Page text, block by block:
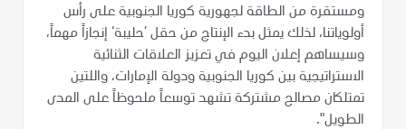
ومستقرة من الطاقة لجهورية كوريا الجنوبية على رأس
أولوياتنا، لذلك يمثل بدء الإنتاج من حقل ’حليبة‘ إنجازاً مهماً،
وسيساهم إعلان اليوم في تعزيز العلاقات الثنائية
الاستراتيجية بين كوريا الجنوبية ودولة الإمارات، واللتين
تمتلكان مصالح مشتركة تشهد توسعاً ملحوظاً على المدى
الطويل".